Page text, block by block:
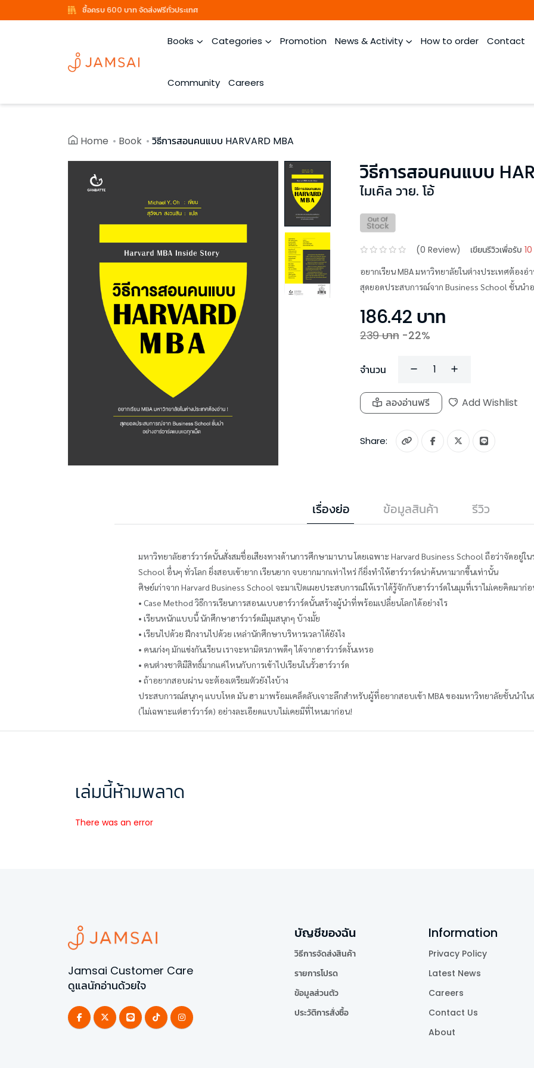
ซื้อครบ 600 บาท จัดส่งฟรีทั่วประเทศ
Books Categories Promotion News & Activity How to order Contact
Community Careers
Home Book วิธีการสอนคนแบบ HARVARD MBA
วิธีการสอนคนแบบ
ไมเคิล วาย. โอ้
(0 Review) เขียนรีวิวเพื่อรับ
อยากเรียน MBA มหาวิทยาลัยในต่างประเทศต้องอ่
สุดยอดประสบการณ์จาก Business School ชั้นนำ
186.42 บาท
239บาท -22%
จำนวน
ลองอ่านฟรี Add Wishlist
Share:
เรื่องย่อ ข้อมูลสินค้า รีวิว
มหาวิทยาลัยฮาร์วาร์ดนั้นสั่งสมชื่อเสียงทางด้านการศึกษามานาน โดยเฉพาะ Harvard Business School ถือว่าจัดอยู่
School อื่นๆ ทั่วโลก ยิ่งสอบเข้ายาก เรียนยาก จบยากมากเท่าไหร่ ก็ยิ่งทำให้ฮาร์วาร์ดน่าค้นหามากขึ้นเท่านั้น
ศิษย์เก่าจาก Harvard Business School จะมาเปิดเผยประสบการณ์ให้เราได้รู้จักกับฮาร์วาร์ดในมุมที่เราไม่เคยคิดมาก่
• Case Method วิธีการเรียนการสอนแบบฮาร์วาร์ดนั้นสร้างผู้นำที่พร้อมเปลี่ยนโลกได้อย่างไร
• เรียนหนักแบบนี้ นักศึกษาฮาร์วาร์ดมีมุมสนุกๆ บ้างมั้ย
• เรียนไปด้วย ฝึกงานไปด้วย เหล่านักศึกษาบริหารเวลาได้ยังไง
• คนเก่งๆ มักแข่งกันเรียน เราจะหามิตรภาพดีๆ ได้จากฮาร์วาร์ดงั้นเหรอ
• คนต่างชาติมีสิทธิ์มากแค่ไหนกับการเข้าไปเรียนในรั้วฮาร์วาร์ด
• ถ้าอยากสอบผ่าน จะต้องเตรียมตัวยังไงบ้าง
ประสบการณ์สนุกๆ แบบโหด มัน ฮา มาพร้อมเคล็ดลับเจาะลึกสำหรับผู้ที่อยากสอบเข้า MBA ของมหาวิทยาลัยชั้นนำใน
(ไม่เฉพาะแต่ฮาร์วาร์ด) อย่างละเอียดแบบไม่เคยมีที่ไหนมาก่อน!
เล่มนี้ห้ามพลาด
There was an error
Jamsai Customer Care
ดูแลนักอ่านด้วยใจ
บัญชีของฉัน
วิธีการจัดส่งสินค้า
รายการโปรด
ข้อมูลส่วนตัว
ประวัติการสั่งซื้อ
Information
Privacy Policy
Latest News
Careers
Contact Us
About